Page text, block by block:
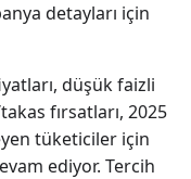
detayları için
düşük faizli
fırsatları, 2025
tüketiciler için
ediyor. Tercih